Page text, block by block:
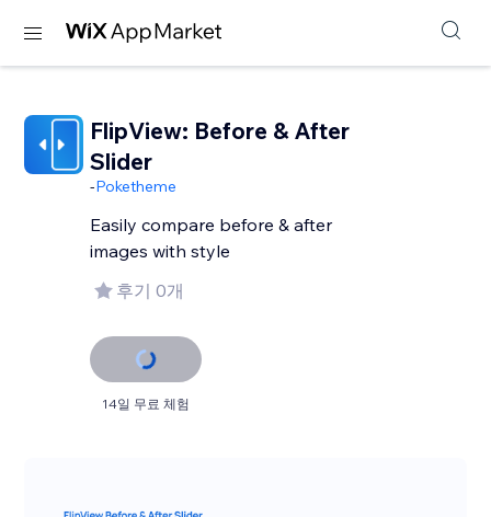
FlipView: Before & After
Slider
-Poketheme
Easily compare before & after
images with style
후기 0개
14일 무료 체험